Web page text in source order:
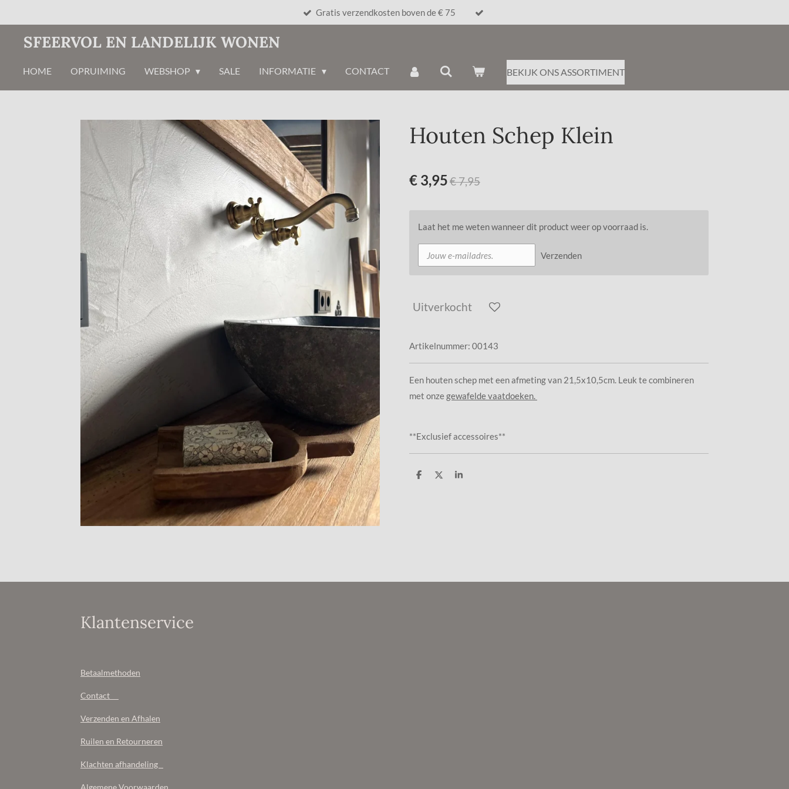
hoofdinhoud
Gratis verzendkosten boven de € 75
SFEERVOL EN LANDELIJK WONEN
HOME OPRUIMING WEBSHOP SALE INFORMATIE CONTACT BEKIJK ONS ASSORTIMENT
Houten Schep Klein
€ 3,95€ 7,95
Laat het me weten wanneer dit product weer op voorraad is.
Verzenden
Uitverkocht
Artikelnummer: 00143
Een houten schep met een afmeting van 21,5x10,5cm. Leuk te combineren
met onzegewafelde vaatdoeken.
**Exclusief accessoires**
D
D
S
Klantenservice
Betaalmethoden
Contact
Verzenden en Afhalen
Ruilen en Retourneren
Klachten afhandeling
Algemene Voorwaarden